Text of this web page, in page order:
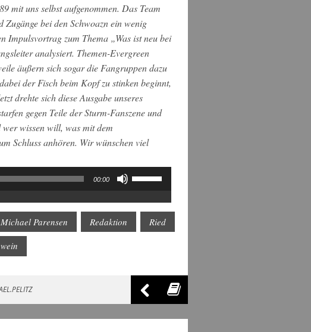
mit uns selbst aufgenommen. Das Team
bei den Schwoazn ein wenig
Impulsvortrag zum Thema „Was ist neu bei
analysiert. Themen-Evergreen
äußern sich sogar die Fangruppen dazu
der Fisch beim Kopf zu stinken beginnt,
drehte sich diese Ausgabe unseres
gegen Teile der Sturm-Fanszene und
wissen will, was mit dem
Schluss anhören. Wir wünschen viel
00:00
Hoch/Runter
um
die
Lautstärke
Michael Parensen Redaktion Ried